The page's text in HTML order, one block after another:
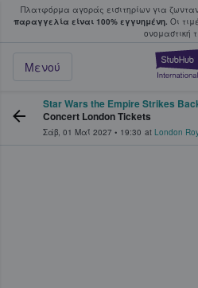
Πλατφόρμα αγοράς εισιτηρίων για
παραγγελία είναι 100% εγγυημένη. Οι
oνομαστική
Μενού
φαν αγοράζουν
Star Wars the Empire Strikes
Concert London Tickets
Σάβ, 01 Μαΐ 2027 • 19:30 at London